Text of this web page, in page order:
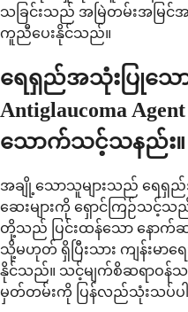
သခြင်းသည် အမြဲတမ်းအမြင်
ကူညီပေးနိုင်သည်။
ရေရှည်အသုံးပြုသော
Antiglaucoma
သောက်သင့်သနည်း။
အချို့သောသူများသည် ရေရှည်အ
ဆေးများကို ရှောင်ကြဉ်သင့်
တို့သည် ပြင်းထန်သော နောက်ဆ
သို့မဟုတ် ရှိပြီးသား ကျန်းမာရ
နိုင်သည်။ သင့်မျက်စိဆရာဝန်
မှတ်တမ်းကို ပြန်လည်သုံးသပ်ပ